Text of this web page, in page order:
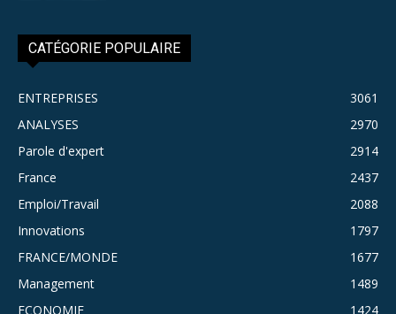
CATÉGORIE POPULAIRE
ENTREPRISES
3061
ANALYSES
2970
Parole d'expert
2914
France
2437
Emploi/Travail
2088
Innovations
1797
FRANCE/MONDE
1677
Management
1489
ECONOMIE
1424